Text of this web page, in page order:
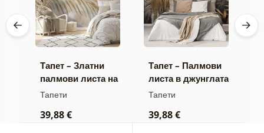
Тапет – Златни
палмови листа на
бежов фон
Тапети
39,88 €
Тапет – Палмови
листа в джунглата
Тапети
39,88 €